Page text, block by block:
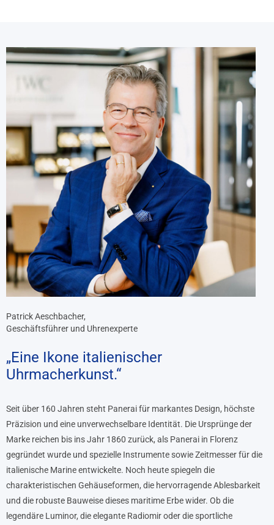
Patrick Aeschbacher,
Geschäftsführer und Uhrenexperte
„Eine Ikone italienischer
Uhrmacherkunst.“
Seit über 160 Jahren steht Panerai für markantes Design, höchste
Präzision und eine unverwechselbare Identität. Die Ursprünge der
Marke reichen bis ins Jahr 1860 zurück, als Panerai in Florenz
gegründet wurde und spezielle Instrumente sowie Zeitmesser für die
italienische Marine entwickelte. Noch heute spiegeln die
charakteristischen Gehäuseformen, die hervorragende Ablesbarkeit
und die robuste Bauweise dieses maritime Erbe wider. Ob die
legendäre Luminor, die elegante Radiomir oder die sportliche